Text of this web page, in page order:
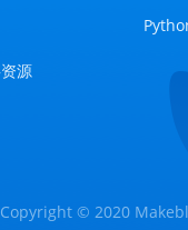
源
Copyright © 2020